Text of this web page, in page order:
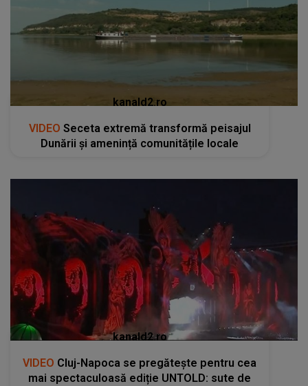
kanald2.ro
VIDEO Seceta extremă transformă peisajul
Dunării și amenință comunitățile locale
kanald2.ro
VIDEO Cluj-Napoca se pregătește pentru cea
mai spectaculoasă ediție UNTOLD: sute de